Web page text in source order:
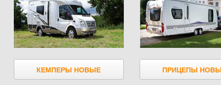
КЕМПЕРЫ НОВЫЕ ПРИЦЕПЫ